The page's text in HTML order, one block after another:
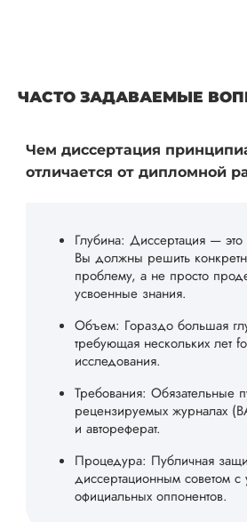
ЧАСТО ЗАДАВАЕМЫЕ
Чем диссертация
отличается от дипломной
Глубина: Диссертация — это
Вы должны решить
проблему, а не просто
усвоенные знания.
Объем: Гораздо большая
требующая нескольких лет
исследования.
Требования: Обязательные
рецензируемых журналах
и автореферат.
Процедура: Публичная
диссертационным советом с
официальных оппонентов.